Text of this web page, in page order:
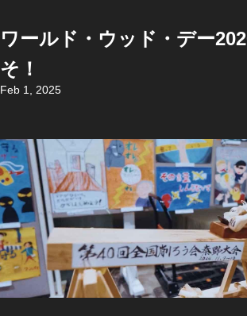
ワールド・ウッド・デー
そ！
Feb 1, 2025